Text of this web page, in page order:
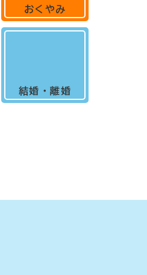
おくやみ
結婚・離婚